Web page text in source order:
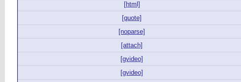
[html]
[quote]
[noparse]
[attach]
[gvideo]
[gvideo]